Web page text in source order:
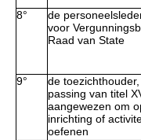
8°
de
voor
Raad van State
9°
de
passing van titel
aangewezen om
inrichting of
oefenen